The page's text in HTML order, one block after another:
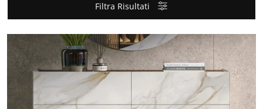
Filtra Risultati